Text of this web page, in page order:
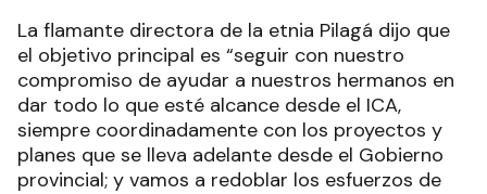
La flamante directora de la etnia Pilagá dijo que
el objetivo principal es “seguir con nuestro
compromiso de ayudar a nuestros hermanos en
dar todo lo que esté alcance desde el ICA,
siempre coordinadamente con los proyectos y
planes que se lleva adelante desde el Gobierno
provincial; y vamos a redoblar los esfuerzos de